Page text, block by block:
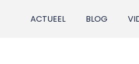
ACTUEEL BLOG